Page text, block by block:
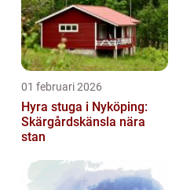
01 februari 2026
Hyra stuga i Nyköping:
Skärgårdskänsla nära
stan